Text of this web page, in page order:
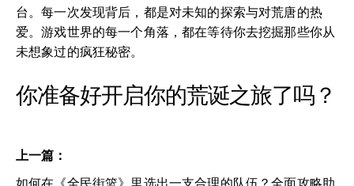
台。每一次发现背后，都是对未知的探索与对荒唐的热
爱。游戏世界的每一个角落，都在等待你去挖掘那些你从
未想象过的疯狂秘密。
你准备好开启你的荒诞之旅了吗？
上一篇：
如何在《全民街篮》里选出一支合理的队伍？全面攻略助